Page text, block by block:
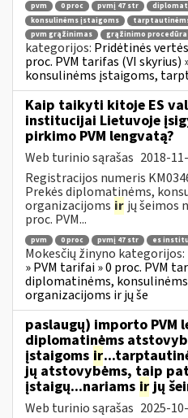
pvm 0 proc pvmį 47 str
konsulinėms įstaigoms
pvm grąžinimas
grąžinimo procedūra
kategorijos: Pridėtinės
proc. PVM tarifas (VI
konsulinėms įstaigoms,
Kaip taikyti kitoje ES
institucijai Lietuvoje
pirkimo PVM lengvatą?
Web turinio sąrašas 2018-
Registracijos numeris
Prekės diplomatinėms,
organizacijoms ir jų šeimos
proc. PVM...
pvm 0 proc pvmį 47 str es
Mokesčių žinyno kategorijos:
» PVM tarifai » 0 proc. PVM
diplomatinėms,
organizacijoms ir jų še
paslaugų) importo PVM
diplomatinėms
įstaigoms ir
jų atstovybėms, taip
įstaigų...nariams irjų
Web turinio sąrašas 2025-